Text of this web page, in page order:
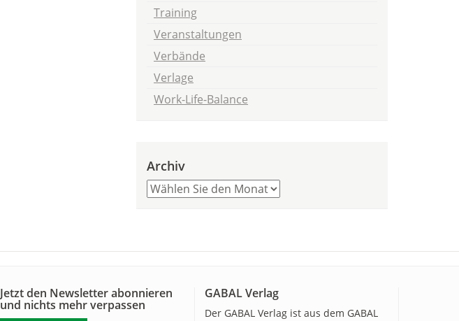
Training
Veranstaltungen
Verbände
Verlage
Work-Life-Balance
Archiv
Jetzt den Newsletter abonnieren
und nichts mehr verpassen
GABAL Verlag
Der GABAL Verlag ist aus dem GABAL